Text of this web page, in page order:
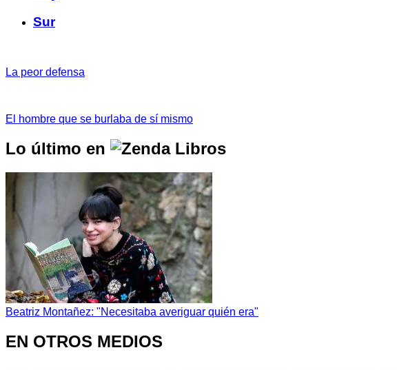
Sur
La peor defensa
El hombre que se burlaba de sí mismo
Lo último en
Beatriz Montañez: "Necesitaba averiguar quién era"
EN OTROS MEDIOS